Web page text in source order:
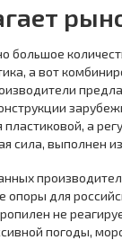
большое
а вот
а
сила, выполнен
опоры для
не
погоды,